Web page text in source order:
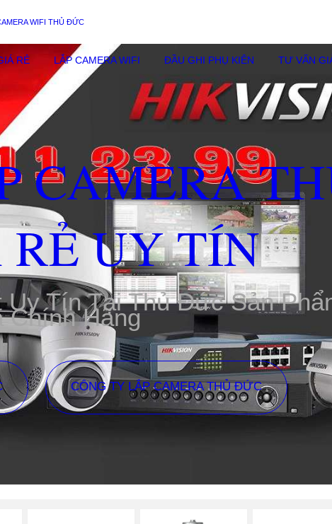
WIFI THỦ ĐỨC
RẺ LẮP CAMERA WIFI ĐẦU GHI PHỤ KIÊN TƯ VẤN
CAMERA
UY TÍN
Tín Tại Thủ Đức Sản
Chính Hãng
CÔNG TY LẮP CAMERA THỦ ĐỨC